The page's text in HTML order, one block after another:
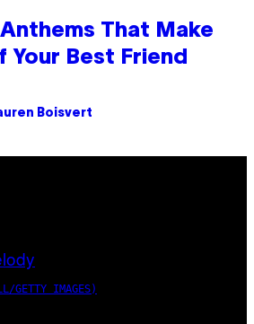
That Make
Your Best Friend
Boisvert
GETTY IMAGES)